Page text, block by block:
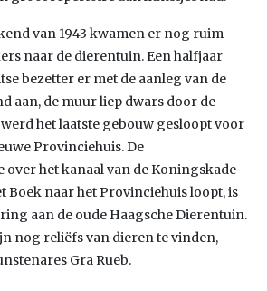
van 1943 kwamen er nog ruim
naar de dierentuin. Een halfjaar
bezetter er met de aanleg van de
aan, de muur liep dwars door de
het laatste gebouw gesloopt voor
Provinciehuis. De
het kanaal van de Koningskade
Boek naar het Provinciehuis loopt, is
aan de oude Haagsche Dierentuin.
nog reliëfs van dieren te vinden,
Gra Rueb.